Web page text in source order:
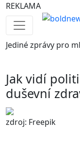
REKLAMA
Jedinézprávy pro
Jak vidí
duševní
zdroj: Freepik